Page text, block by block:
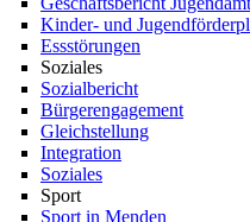
Kinder- und
Essstörungen
Soziales
Sozialbericht
Bürgerengagement
Gleichstellung
Integration
Soziales
Sport
Sport in Menden